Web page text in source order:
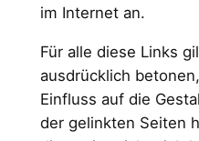
im Internet an.
Für alle diese Links
ausdrücklich
Einfluss auf die
der gelinkten Seiten